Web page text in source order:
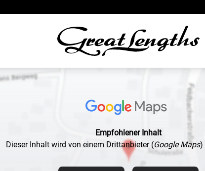
Empfohlener Inhalt
Dieser Inhalt wird von einem Drittanbieter (Google Maps)